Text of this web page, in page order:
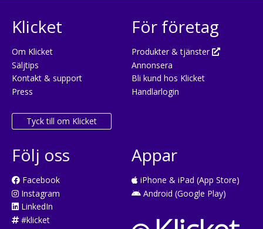
Klicket
Om Klicket
Säljtips
Kontakt & support
Press
Tyck till om Klicket
För företag
Produkter & tjänster
Annonsera
Bli kund hos Klicket
Handlarlogin
Följ oss
Facebook
Instagram
LinkedIn
#klicket
Appar
iPhone & iPad (App Store)
Android (Google Play)